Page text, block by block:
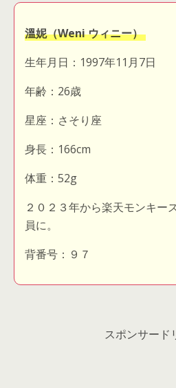
溫妮（Weni ウィニー）
生年月日：1997年11月7日
年齢：26歳
星座：さそり座
身長：166cm
体重：52g
２０２３年から楽天モンキー
員に。
背番号：９７
スポンサード